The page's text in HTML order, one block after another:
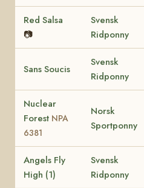
Red Salsa
📷
Svensk
Ridponny
Sans Soucis
Svensk
Ridponny
Nuclear
Forest NPA
6381
Norsk
Sportponny
Angels Fly
High (1)
Svensk
Ridponny